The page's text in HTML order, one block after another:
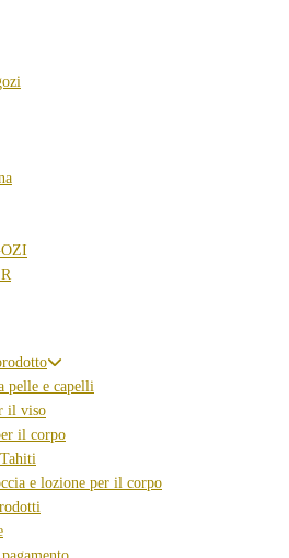
pelle e capelli
il viso
il corpo
e lozione per il corpo